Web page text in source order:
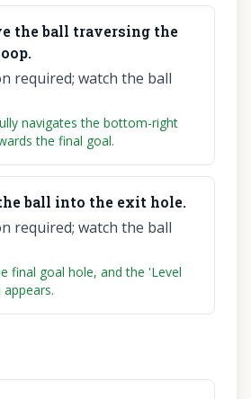
the ball traversing the
required; watch the ball
navigates the bottom-right
the final goal.
ball into the exit hole.
required; watch the ball
final goal hole, and the 'Level